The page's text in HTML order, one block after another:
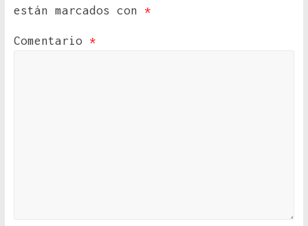
están marcados con *
Comentario *